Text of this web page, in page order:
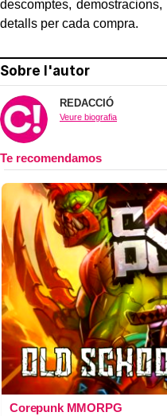
descomptes,
detalls per cada compra.
Sobre l'autor
REDACCIÓ
Veure biografia
Corepunk MMORPG